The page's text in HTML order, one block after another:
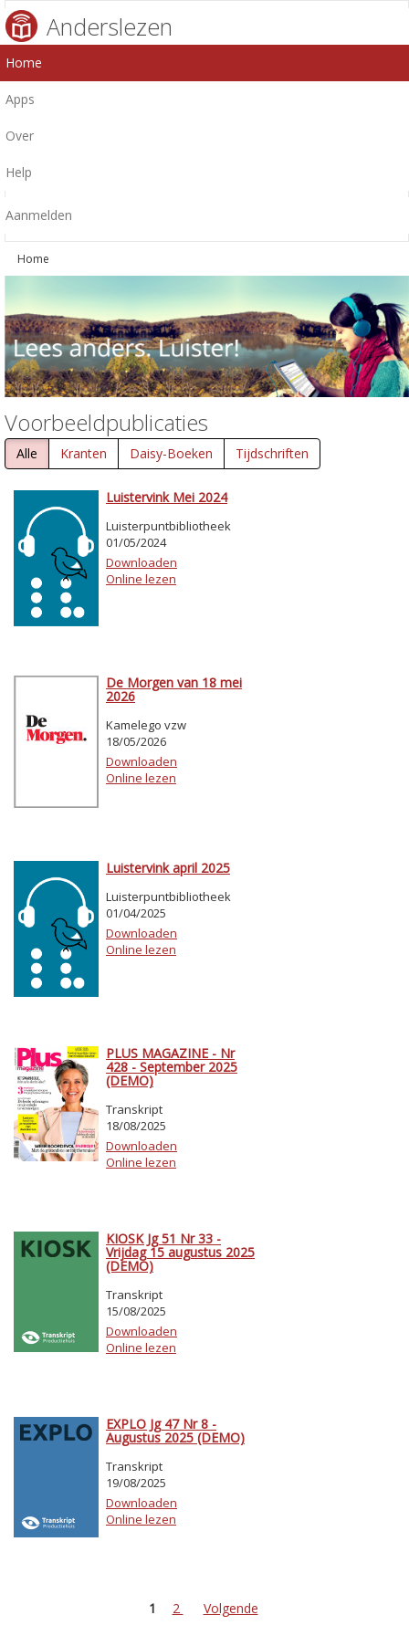
Anderslezen
Home
Apps
Over
Help
Aanmelden
Home
Voorbeeldpublicaties
Alle Kranten Daisy-Boeken Tijdschriften
Luistervink Mei 2024
Luisterpuntbibliotheek
01/05/2024
Downloaden
Online lezen
De Morgen van 18 mei
2026
Kamelego vzw
18/05/2026
Downloaden
Online lezen
Luistervink april 2025
Luisterpuntbibliotheek
01/04/2025
Downloaden
Online lezen
PLUS MAGAZINE - Nr
428 - September 2025
(DEMO)
Transkript
18/08/2025
Downloaden
Online lezen
KIOSK Jg 51 Nr 33 -
Vrijdag 15 augustus 2025
(DEMO)
Transkript
15/08/2025
Downloaden
Online lezen
EXPLO Jg 47 Nr 8 -
Augustus 2025 (DEMO)
Transkript
19/08/2025
Downloaden
Online lezen
1 2 Volgende